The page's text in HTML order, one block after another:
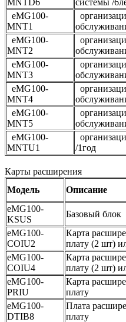
eMG100-
MNT1
eMG100-
MNT2
eMG100-
MNT3
eMG100-
MNT4
eMG100-
MNT5
eMG100-
MNTU1
/1год
Карты расширения
Модель
Описание
eMG100-
KSUS
Базовый блок
eMG100-
COIU2
Карта
плату (2 шт)
eMG100-
COIU4
Карта
плату (2 шт)
eMG100-
PRIU
Карта
плату
eMG100-
DTIB8
Плата
плату